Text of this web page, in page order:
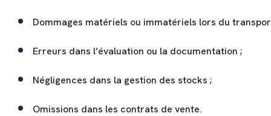
Dommages matériels ou immatériels lors du
Erreurs dans l’évaluation ou la documentation ;
Négligences dans la gestion des stocks ;
Omissions dans les contrats de vente.